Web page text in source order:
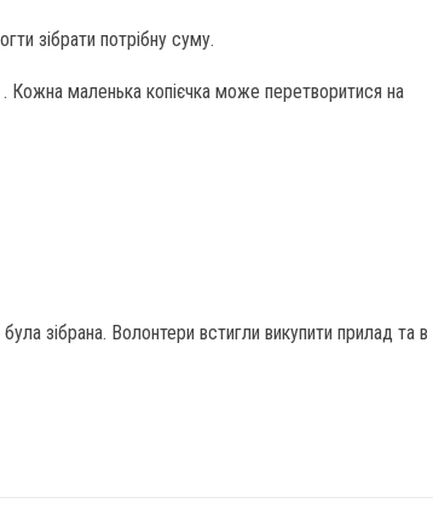
зібрати потрібну суму.
Кожна маленька копієчка може перетворитися на
зібрана. Волонтери встигли викупити прилад та в